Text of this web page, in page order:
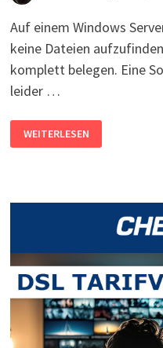
Auf einem Windows
keine Dateien
komplett belegen. Eine
leider …
LAUFWERK
C:
VOLL
KEINE
WEITERLESEN